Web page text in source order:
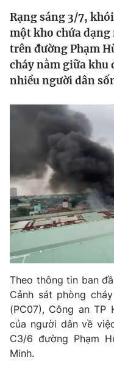
Y tế
Thế giới
Tin tức
Thế giới đó đây
Câu chuyện quốc tế
Thị trường
Góc doanh nghiệp
Dữ liệu và đời sống
Truyền hình
Phim VTV
Hậu trường
Nhân vật
Khán giả
Giải sao mai
Giải trí
Điện ảnh
Âm nhạc
Sao
Đời sống
Du lịch
Làm đẹp
Chất lượng cuộc sống
Giáo dục
Tuyển sinh
Học trực tuyến
Công nghệ
Hitech Công nghệ
Sản phẩm
Giao lưu trực tuyến
Giáo dục
Rạng sáng 3/7,
một kho chứa
trên đường Phạm
cháy nằm giữa khu
nhiều người dân
Theo thông tin ban
Cảnh sát phòng
(PC07), Công an TP
của người dân về
C3/6 đường Phạm
Minh.